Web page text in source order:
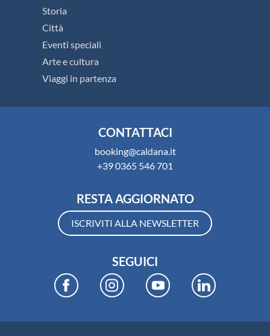
Storia
Città
Eventi speciali
Arte e cultura
Viaggi in partenza
CONTATTACI
booking@caldana.it
+39 0365 546 701
RESTA AGGIORNATO
ISCRIVITI ALLA NEWSLETTER
SEGUICI